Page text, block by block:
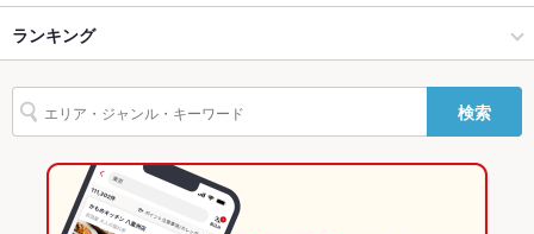
駐車場
その他設備 －
その他
飲み放題 あり
食べ放題 あり
すすきの × 和風
東本願寺前駅 × 居酒屋
東本願寺前駅 × 和風
すすきの駅 × 和風
北海道
北海道 × 居酒屋
北海道 × 和風
東本願寺前駅
からあげ
ケーキ クレープ デザート アヒージョ 油そば
ランキング
北海道のグルメランキング
北海道の居酒屋ランキング
すすきののグルメランキング
検索